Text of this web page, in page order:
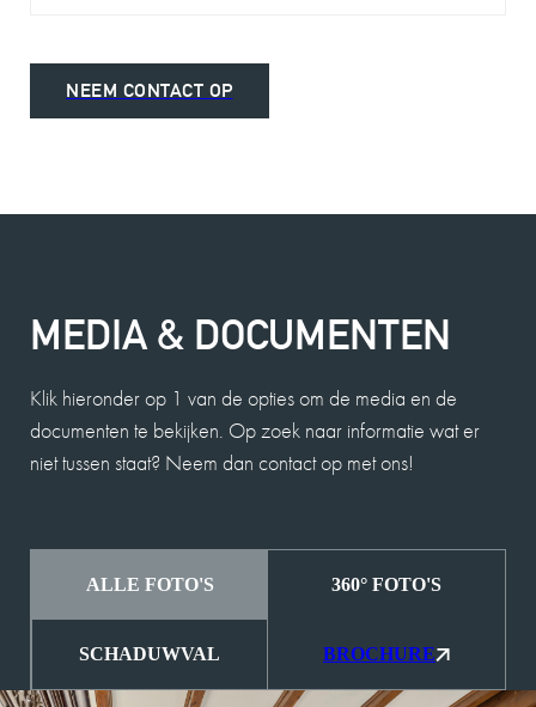
NEEM CONTACT OP
MEDIA & DOCUMENTEN
Klik hieronder op 1 van de opties om de media en de
documenten te bekijken. Op zoek naar informatie wat er
niet tussen staat? Neem dan contact op met ons!
ALLE FOTO'S 360° FOTO'S
SCHADUWVAL BROCHURE